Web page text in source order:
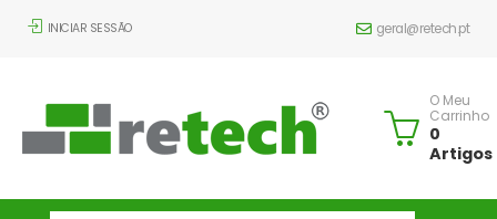
INICIAR SESSÃO geral@retech.pt
O Meu
Carrinho
0
Artigos